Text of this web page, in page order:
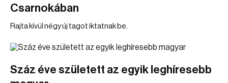
Csarnokában
Rajta kívül négy új tagot iktatnak be.
Száz éve született az egyik leghíresebb